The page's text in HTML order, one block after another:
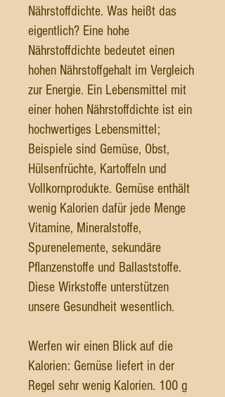
Nährstoffdichte. Was heißt das
eigentlich? Eine hohe
Nährstoffdichte bedeutet einen
hohen Nährstoffgehalt im Vergleich
zur Energie. Ein Lebensmittel mit
einer hohen Nährstoffdichte ist ein
hochwertiges Lebensmittel;
Beispiele sind Gemüse, Obst,
Hülsenfrüchte, Kartoffeln und
Vollkornprodukte. Gemüse enthält
wenig Kalorien dafür jede Menge
Vitamine, Mineralstoffe,
Spurenelemente, sekundäre
Pflanzenstoffe und Ballaststoffe.
Diese Wirkstoffe unterstützen
unsere Gesundheit wesentlich.
Werfen wir einen Blick auf die
Kalorien: Gemüse liefert in der
Regel sehr wenig Kalorien. 100 g